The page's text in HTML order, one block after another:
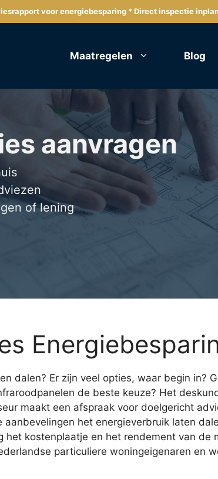
voor energiebesparing * Direct inspectie
Maatregelen Blog
aanvragen
of lening
dalen? Er zijn veel opties, waar begin in?
de beste keuze? Het
maakt een afspraak voor doelgericht
het energieverbruik laten
het kostenplaatje en het rendement van de
particuliere woningeigenaren en